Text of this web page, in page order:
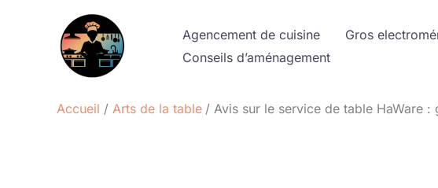
Agencement de cuisine Gros
Conseils d’aménagement
Accueil Arts de la table Avis sur le service de table HaWare